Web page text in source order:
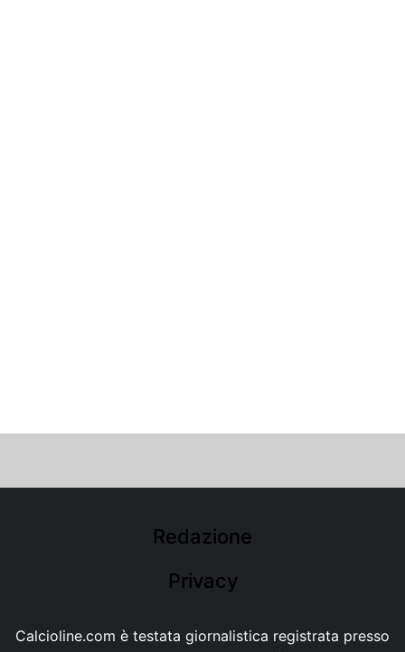
Redazione
Privacy
Calcioline.com è testata giornalistica registrata presso